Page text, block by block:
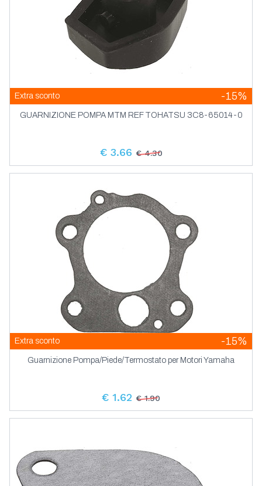
Extra sconto -15%
GUARNIZIONE POMPA MTM REF TOHATSU 3C8-65014-0
€ 3.66 € 4.30
Extra sconto -15%
Guarnizione Pompa/Piede/Termostato per Motori Yamaha
€ 1.62 € 1.90